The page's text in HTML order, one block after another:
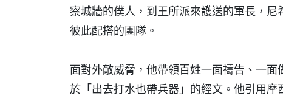
察城牆的僕人，到王所派來護送的軍長，
彼此配搭的團隊。
面對外敵威脅，他帶領百姓一面禱告、一
於「出去打水也帶兵器」的經文。他引用